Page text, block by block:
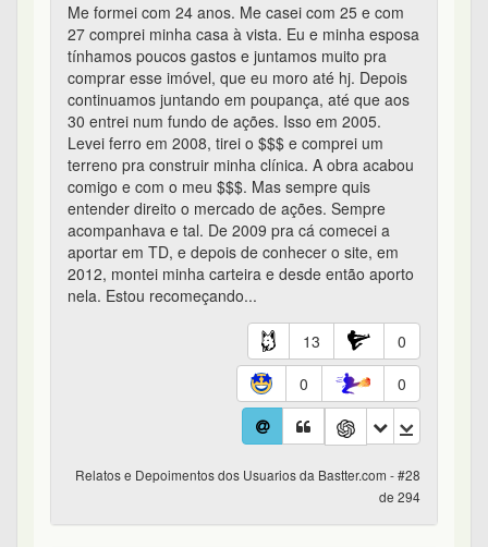
Me formei com 24 anos. Me casei com 25 e com
27 comprei minha casa à vista. Eu e minha esposa
tínhamos poucos gastos e juntamos muito pra
comprar esse imóvel, que eu moro até hj. Depois
continuamos juntando em poupança, até que aos
30 entrei num fundo de ações. Isso em 2005.
Levei ferro em 2008, tirei o $$$ e comprei um
terreno pra construir minha clínica. A obra acabou
comigo e com o meu $$$. Mas sempre quis
entender direito o mercado de ações. Sempre
acompanhava e tal. De 2009 pra cá comecei a
aportar em TD, e depois de conhecer o site, em
2012, montei minha carteira e desde então aporto
nela. Estou recomeçando...
13
0
0
0
Relatos e Depoimentos dos Usuarios da Bastter.com - #28
de 294